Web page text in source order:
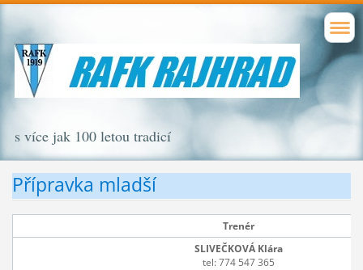
s více jak 100 letou tradicí
Přípravka mladší
Trenér
SLIVEČKOVÁ Klára
tel: 774 547 365